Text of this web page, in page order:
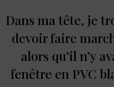
Dans ma tête, je
devoir faire
alors qu’il n’y
fenêtre en PVC